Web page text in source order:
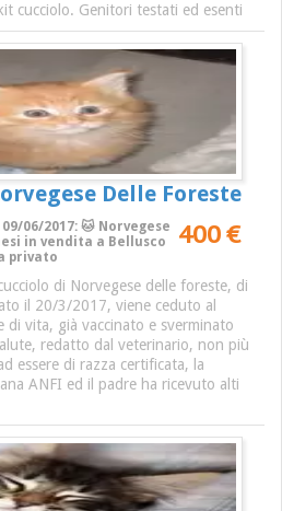
cucciolo. Genitori testati ed esenti
Delle Foreste
400 €
06/2017: 🐱 Norvegese
in vendita a Bellusco
privato
di Norvegese delle foreste, di
il 20/3/2017, viene ceduto al
di vita, già vaccinato e sverminato
redatto dal veterinario, non più
essere di razza certificata, la
ANFI ed il padre ha ricevuto alti